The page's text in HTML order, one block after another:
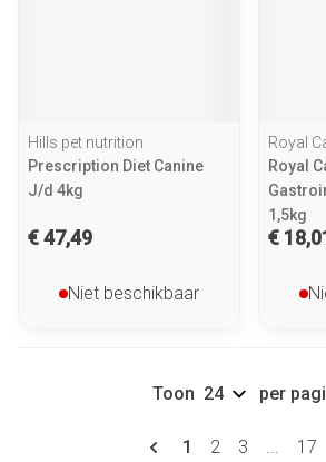
Hills pet nutrition
Prescription Diet Canine
J/d 4kg
€ 47,49
Niet beschikbaar
Royal
Royal
1,5kg
€
Pagina's
U lees
1 Pagina
2 Pagina
3 ... 17
Toon per